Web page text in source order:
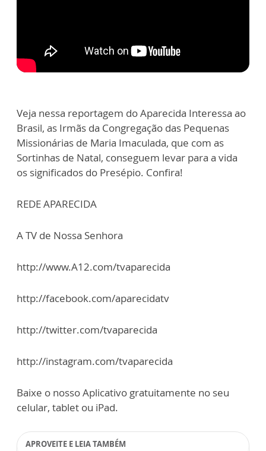
Veja nessa reportagem do Aparecida Interessa ao
Brasil, as Irmãs da Congregação das Pequenas
Missionárias de Maria Imaculada, que com as
Sortinhas de Natal, conseguem levar para a vida
os significados do Presépio. Confira!
REDE APARECIDA
A TV de Nossa Senhora
http://www.A12.com/tvaparecida
http://facebook.com/aparecidatv
http://twitter.com/tvaparecida
http://instagram.com/tvaparecida
Baixe o nosso Aplicativo gratuitamente no seu
celular, tablet ou iPad.
APROVEITE E LEIA TAMBÉM